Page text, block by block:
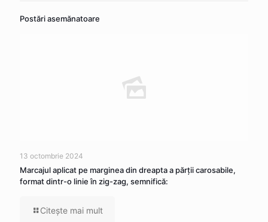
Postări asemănatoare
13 octombrie 2024
Marcajul aplicat pe marginea din dreapta a părţii carosabile,
format dintr-o linie în zig-zag, semnifică:
Citeşte mai mult